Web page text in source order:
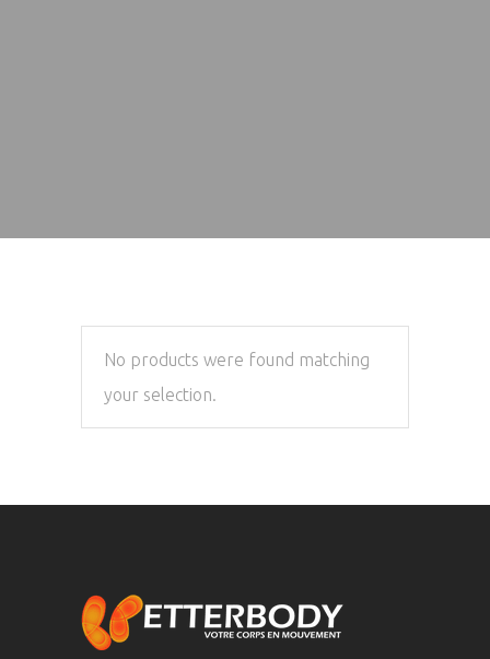
No products were found matching
your selection.